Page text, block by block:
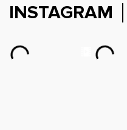
INSTAGRAM